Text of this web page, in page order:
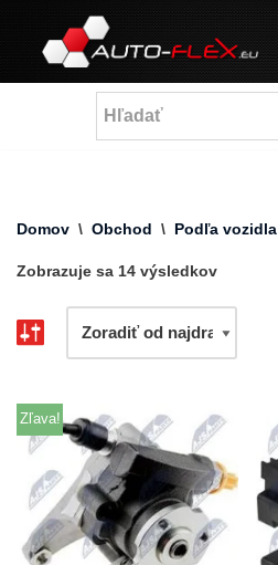
Prejsť
na
Domov \ Obchod \ Podľa vozidla
Zobrazuje sa 14 výsledkov
Zľava!